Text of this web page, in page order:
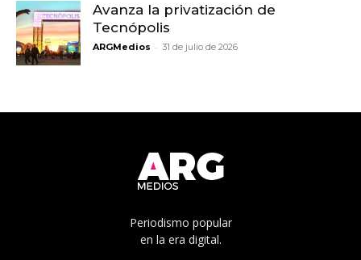
Avanza la privatización de
Tecnópolis
ARGMedios - 31 de julio de 2026
Periodismo popular
en la era digital.